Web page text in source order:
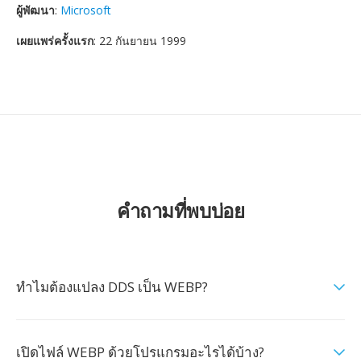
ผู้พัฒนา: Microsoft
เผยแพร่ครั้งแรก: 22 กันยายน 1999
คำถามที่พบบ่อย
ทำไมต้องแปลง DDS เป็น WEBP?
เปิดไฟล์ WEBP ด้วยโปรแกรมอะไรได้บ้าง?